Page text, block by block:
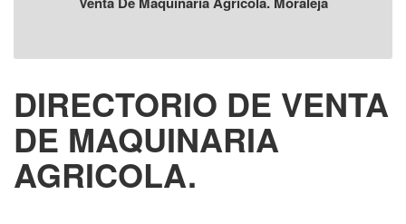
DIRECTORIO DE VENTA
DE MAQUINARIA
AGRICOLA.